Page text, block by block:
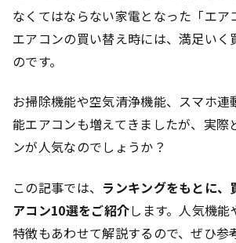
なくてはならない家電となった「エア
エアコンの買い替え時には、満足いく
のです。
お掃除機能や空気清浄機能、スマホ連
能エアコンも増えてきましたが、実際
ンが人気なのでしょうか？
この記事では、 ランキングをもとに、
アコン10選をご紹介します。人気機
特徴もあわせて解説するので、ぜひ参